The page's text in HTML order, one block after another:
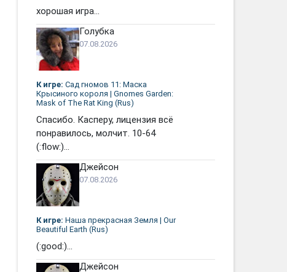
хорошая игра...
Голубка
07.08.2026
К игре: Сад гномов 11: Маска
Крысиного короля | Gnomes Garden:
Mask of The Rat King (Rus)
Спасибо. Касперу, лицензия всё
понравилось, молчит. 10-64
(:flow:)...
Джейсон
07.08.2026
К игре: Наша прекрасная Земля | Our
Beautiful Earth (Rus)
(:good:)...
Джейсон